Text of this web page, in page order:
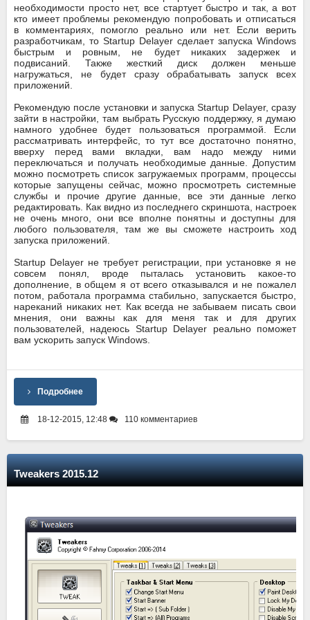
необходимости просто нет, все стартует быстро и так, а вот
кто имеет проблемы рекомендую попробовать и отписаться
в комментариях, помогло реально или нет. Если верить
разработчикам, то Startup Delayer сделает запуска Windows
быстрым и ровным, не будет никаких задержек и
подвисаний. Также жесткий диск должен меньше
нагружаться, не будет сразу обрабатывать запуск всех
приложений.
Рекомендую после установки и запуска Startup Delayer, сразу
зайти в настройки, там выбрать Русскую поддержку, я думаю
намного удобнее будет пользоваться программой. Если
рассматривать интерфейс, то тут все достаточно понятно,
вверху перед вами вкладки, вам надо между ними
переключаться и получать необходимые данные. Допустим
можно посмотреть список загружаемых программ, процессы
которые запущены сейчас, можно просмотреть системные
службы и прочие другие данные, все эти данные легко
редактировать. Как видно из последнего скриншота, настроек
не очень много, они все вполне понятны и доступны для
любого пользователя, там же вы сможете настроить ход
запуска приложений.
Startup Delayer не требует регистрации, при установке я не
совсем понял, вроде пыталась установить какое-то
дополнение, в общем я от всего отказывался и не пожалел
потом, работала программа стабильно, запускается быстро,
нареканий никаких нет. Как всегда не забываем писать свои
мнения, они важны как для меня так и для других
пользователей, надеюсь Startup Delayer реально поможет
вам ускорить запуск Windows.
Подробнее
18-12-2015, 12:48 110 комментариев
Tweakers 2015.12